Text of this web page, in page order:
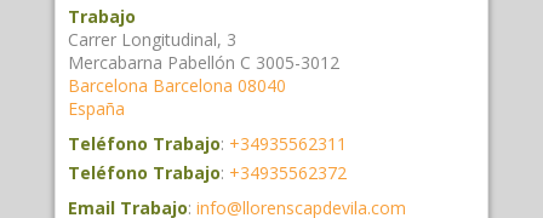
Trabajo
Carrer Longitudinal, 3
Mercabarna Pabellón C 3005-3012
Barcelona Barcelona 08040
España
Teléfono Trabajo: +34935562311
Teléfono Trabajo: +34935562372
Email Trabajo: info@llorenscapdevila.com